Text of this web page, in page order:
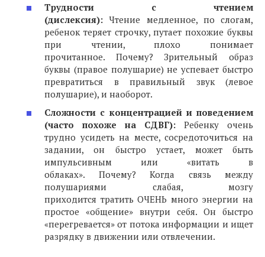
Трудности с чтением
(дислексия): Чтение медленное, по слогам,
ребенок теряет строчку, путает похожие буквы
при чтении, плохо понимает
прочитанное. Почему? Зрительный образ
буквы (правое полушарие) не успевает быстро
превратиться в правильный звук (левое
полушарие), и наоборот.
Сложности с концентрацией и поведением
(часто похоже на СДВГ): Ребенку очень
трудно усидеть на месте, сосредоточиться на
задании, он быстро устает, может быть
импульсивным или «витать в
облаках». Почему? Когда связь между
полушариями слабая, мозгу
приходится тратить ОЧЕНЬ много энергии на
простое «общение» внутри себя. Он быстро
«перегревается» от потока информации и ищет
разрядку в движении или отвлечении.